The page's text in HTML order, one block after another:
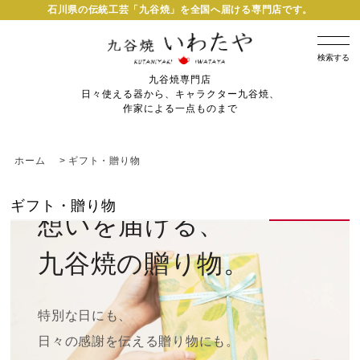
石川県の伝統工芸「九谷焼」を全国へ届ける専門店です。
検索する
九谷焼専門店
日々使える器から、キャラクター九谷焼、
作家による一点ものまで
ホーム > ギフト・贈り物
ギフト・贈り物
想いを届ける、
九谷焼の贈り物。
特別な日にも、
日々の感謝を伝える贈り物にも。